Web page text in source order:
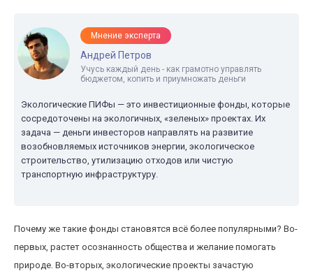
Мнение эксперта
Андрей Петров
Учусь каждый день - как грамотно управлять
бюджетом, копить и приумножать деньги
Экологические ПИФы — это инвестиционные фонды, которые
сосредоточены на экологичных, «зеленых» проектах. Их
задача — деньги инвесторов направлять на развитие
возобновляемых источников энергии, экологическое
строительство, утилизацию отходов или чистую
транспортную инфраструктуру.
Почему же такие фонды становятся всё более популярными? Во-
первых, растет осознанность общества и желание помогать
природе. Во-вторых, экологические проекты зачастую